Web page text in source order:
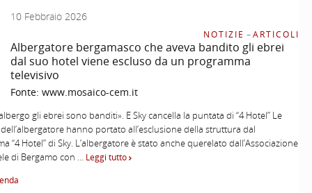
10 Febbraio 2026
NOTIZIE –ARTICOLI
Albergatore bergamasco che aveva bandito gli ebrei
dal suo hotel viene escluso da un programma
televisivo
Fonte: www.mosaico-cem.it
gli ebrei sono banditi». E Sky cancella la puntata di “4 Hotel” Le
hanno portato all’esclusione della struttura dal
“4 Hotel” di Sky. L’albergatore è stato anche querelato dall’Associazione
di Bergamo con … Leggi tutto